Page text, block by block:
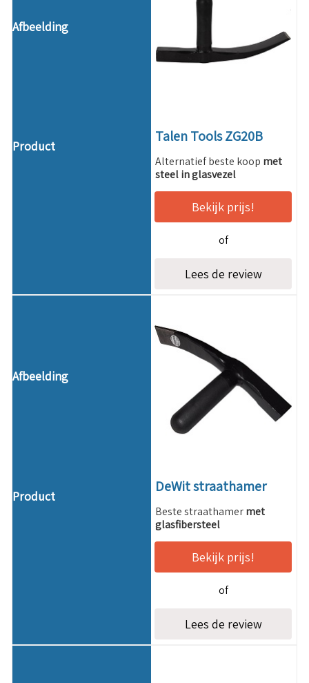
Talen Tools ZG20B
Alternatief beste koop met
steel in glasvezel
Bekijk prijs!
of
Lees de review
DeWit straathamer
Beste straathamermet
glasfibersteel
Bekijk prijs!
of
Lees de review